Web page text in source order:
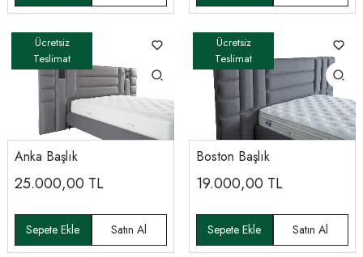
Anka Başlık
25.000,00 TL
Boston Başlık
19.000,00 TL